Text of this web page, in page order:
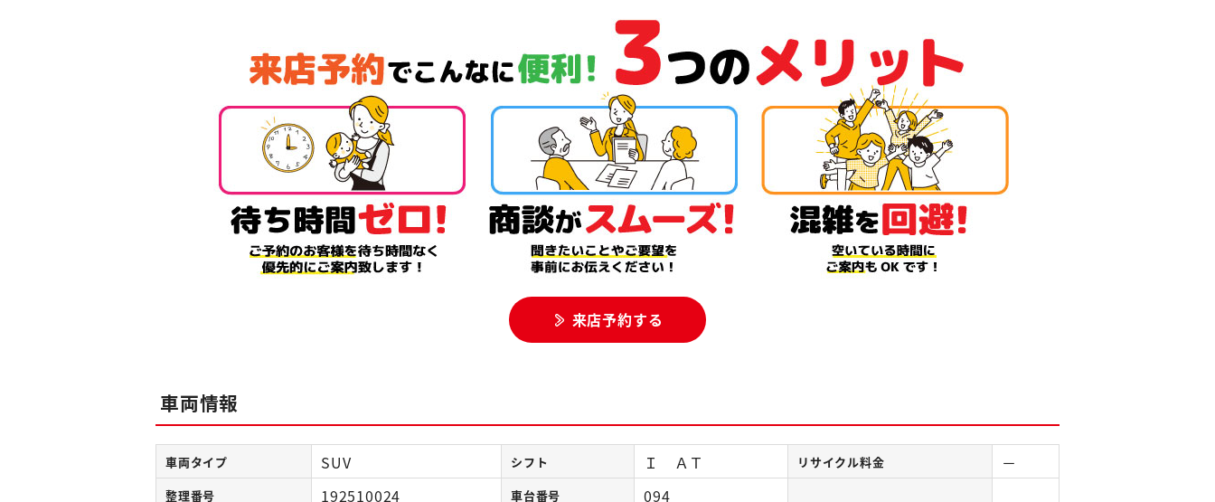
来店予約する
車両情報
車両タイプ SUV シフト Ｉ ＡＴ リサイクル料金 －
整理番号 192510024 車台番号 094